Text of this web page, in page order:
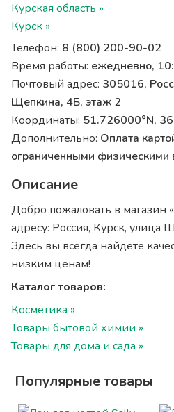
Курская область »
Курск »
Телефон: 8 (800) 200-90-02
Время работы: ежедневно,
Почтовый адрес: 305016,
Щепкина, 4Б, этаж 2
Координаты: 51.726000°N,
Дополнительно: Оплата
ограниченными физическими
Описание
Добро пожаловать в магазин
адресу: Россия, Курск, улица
Здесь вы всегда найдете
низким ценам!
Каталог товаров:
Косметика »
Товары бытовой химии »
Товары для дома и сада »
Популярные товары